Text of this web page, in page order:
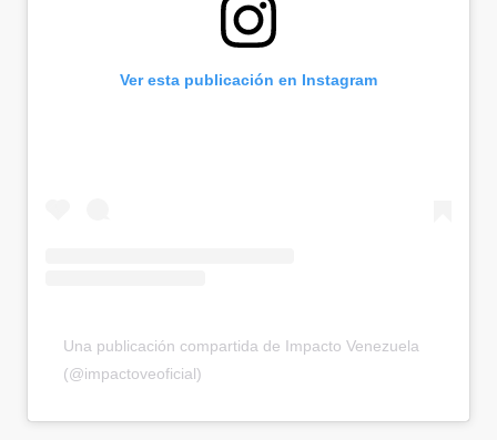
Ver esta publicación en Instagram
Una publicación compartida de Impacto Venezuela
(@impactoveoficial)